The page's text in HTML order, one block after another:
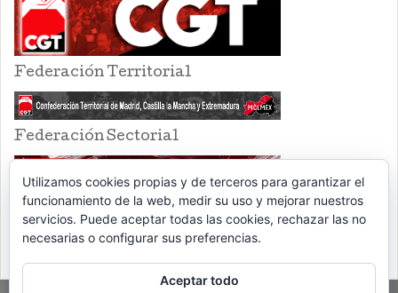
Federación Territorial
Federación Sectorial
Utilizamos cookies propias y de terceros para garantizar el
funcionamiento de la web, medir su uso y mejorar nuestros
servicios. Puede aceptar todas las cookies, rechazar las no
necesarias o configurar sus preferencias.
Aceptar todo